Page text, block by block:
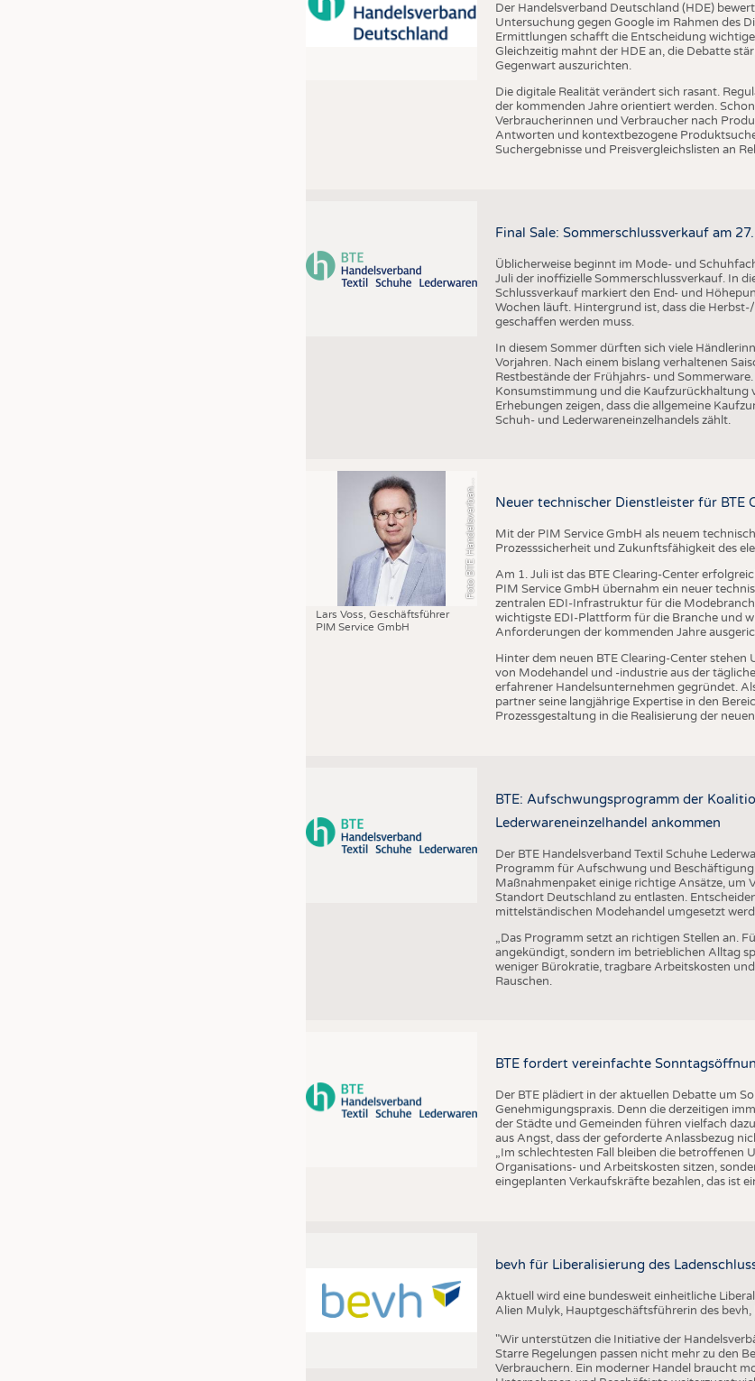
Der Handelsverband Deutschland (HDE)
Untersuchung gegen Google im Rahmen des
Ermittlungen schafft die Entscheidung
Gleichzeitig mahnt der HDE an, die Debatte
Gegenwart auszurichten.
Die digitale Realität verändert sich rasant.
der kommenden Jahre orientiert werden.
Verbraucherinnen und Verbraucher nach
Antworten und kontextbezogene
Suchergebnisse und Preisvergleichslisten an
Final Sale: Sommerschlussverkauf am
Üblicherweise beginnt im Mode- und
Juli der inoffizielle Sommerschlussverkauf. In
Schlussverkauf markiert den End- und
Wochen läuft. Hintergrund ist, dass die
geschaffen werden muss.
In diesem Sommer dürften sich viele
Vorjahren. Nach einem bislang verhaltenen
Restbestände der Frühjahrs- und
Konsumstimmung und die Kaufzurückhaltung
Erhebungen zeigen, dass die allgemeine
Schuh- und Lederwareneinzelhandels zählt.
o
t
o
B
T
E
H
a
n
d
e
l
s
v
e
r
b
a
n
d
T
e
x
t
i
l
S
c
h
u
h
e
L
e
d
e
r
w
a
r
e
Lars Voss, Geschäftsführer
PIM Service GmbH
Neuer technischer Dienstleister für BTE
Mit der PIM Service GmbH als neuem
Prozesssicherheit und Zukunftsfähigkeit des
Am 1. Juli ist das BTE Clearing-Center
PIM Service GmbH übernahm ein neuer
zentralen EDI-Infrastruktur für die
wichtigste EDI-Plattform für die Branche und
Anforderungen der kommenden Jahre
Hinter dem neuen BTE Clearing-Center
von Modehandel und -industrie aus der
erfahrener Handelsunternehmen gegründet.
partner seine langjährige Expertise in den
Prozessgestaltung in die Realisierung der
BTE: Aufschwungsprogramm der
Lederwareneinzelhandel ankommen
Der BTE Handelsverband Textil Schuhe
Programm für Aufschwung und
Maßnahmenpaket einige richtige Ansätze, um
Standort Deutschland zu entlasten.
mittelständischen Modehandel umgesetzt
„Das Programm setzt an richtigen Stellen an.
angekündigt, sondern im betrieblichen Alltag
weniger Bürokratie, tragbare Arbeitskosten
Rauschen.
BTE fordert vereinfachte
Der BTE plädiert in der aktuellen Debatte um
Genehmigungspraxis. Denn die derzeitigen
der Städte und Gemeinden führen vielfach
aus Angst, dass der geforderte Anlassbezug
„Im schlechtesten Fall bleiben die
Organisations- und Arbeitskosten sitzen,
eingeplanten Verkaufskräfte bezahlen, das ist
bevh für Liberalisierung des
Aktuell wird eine bundesweit einheitliche
Alien Mulyk, Hauptgeschäftsführerin des
"Wir unterstützen die Initiative der
Starre Regelungen passen nicht mehr zu den
Verbrauchern. Ein moderner Handel braucht